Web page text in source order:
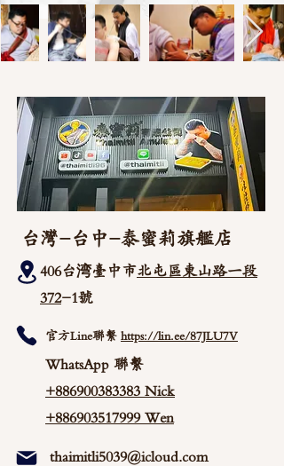
台灣-台中-泰蜜莉旗艦店
406台湾臺中市北屯區東山路一段
372-1號
官方Line聯繫 https://lin.ee/87JLU7V
WhatsApp 聯繫
+886900383383 Nick
+886903517999 Wen
thaimitli5039@icloud.com